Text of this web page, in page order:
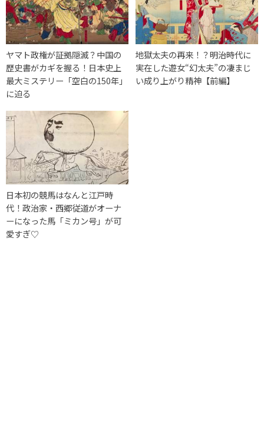
ヤマト政権が証拠隠滅？中国の
歴史書がカギを握る！日本史上
最大ミステリー「空白の150年」
に迫る
地獄太夫の再来！？明治時代に
実在した遊女“幻太夫”の凄まじ
い成り上がり精神【前編】
日本初の競馬はなんと江戸時
代！政治家・西郷従道がオーナ
ーになった馬「ミカン号」が可
愛すぎ♡